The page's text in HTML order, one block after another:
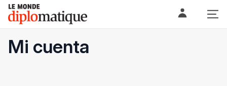
Skip
content
Le monde diplomatique
Mi cuenta